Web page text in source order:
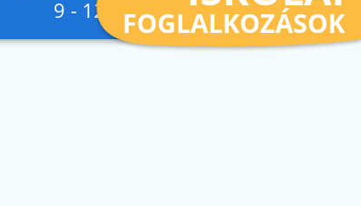
FOGLALKOZÁSOK
9 - 12. osztályig